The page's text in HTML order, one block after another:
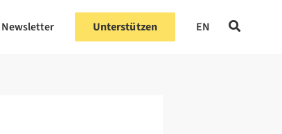
Newsletter Unterstützen EN